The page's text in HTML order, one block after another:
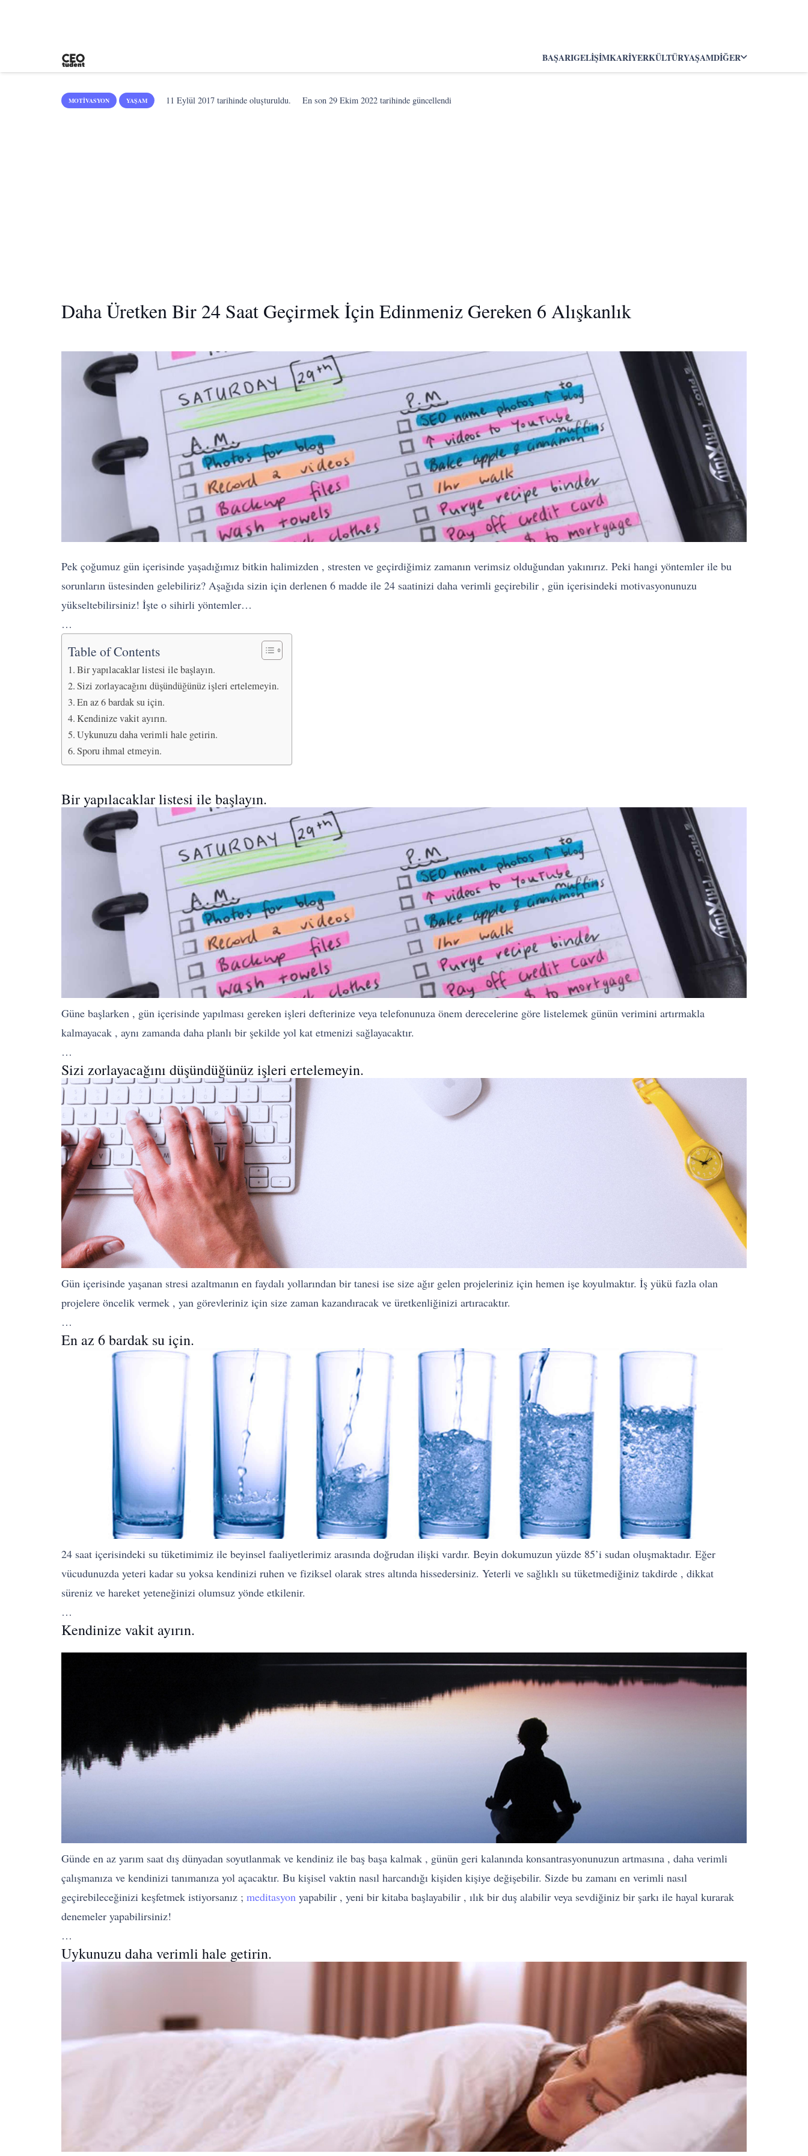
BAŞARIGELIŞIMKARIYERKÜLTÜRYAŞAMDIĞER
MOTIVASYON YAŞAM 11 Eylül 2017 tarihinde oluşturuldu. En son29 Ekim 2022 tarihinde güncellendi
Daha Üretken Bir 24 Saat Geçirmek İçin Edinmeniz Gereken 6 Alışkanlık
Pek çoğumuz gün içerisinde yaşadığımız bitkin halimizden , stresten ve geçirdiğimiz zamanın verimsiz olduğundan yakınırız. Peki hangi yöntemler ile bu
sorunların üstesinden gelebiliriz? Aşağıda sizin için derlenen 6 madde ile 24 saatinizi daha verimli geçirebilir , gün içerisindeki motivasyonunuzu
yükseltebilirsiniz! İşte o sihirli yöntemler…
…
Table of Contents
Bir yapılacaklar listesi ile başlayın.
Sizi zorlayacağını düşündüğünüz işleri ertelemeyin.
En az 6 bardak su için.
Kendinize vakit ayırın.
Uykunuzu daha verimli hale getirin.
Sporu ihmal etmeyin.
Bir yapılacaklar listesi ile başlayın.
Güne başlarken , gün içerisinde yapılması gereken işleri defterinize veya telefonunuza önem derecelerine göre listelemek günün verimini artırmakla
kalmayacak , aynı zamanda daha planlı bir şekilde yol kat etmenizi sağlayacaktır.
…
Sizi zorlayacağını düşündüğünüz işleri ertelemeyin.
Gün içerisinde yaşanan stresi azaltmanın en faydalı yollarından bir tanesi ise size ağır gelen projeleriniz için hemen işe koyulmaktır. İş yükü fazla olan
projelere öncelik vermek , yan görevleriniz için size zaman kazandıracak ve üretkenliğinizi artıracaktır.
…
En az 6 bardak su için.
24 saat içerisindeki su tüketimimiz ile beyinsel faaliyetlerimiz arasında doğrudan ilişki vardır. Beyin dokumuzun yüzde 85’i sudan oluşmaktadır. Eğer
vücudunuzda yeteri kadar su yoksa kendinizi ruhen ve fiziksel olarak stres altında hissedersiniz. Yeterli ve sağlıklı su tüketmediğiniz takdirde , dikkat
süreniz ve hareket yeteneğinizi olumsuz yönde etkilenir.
…
Kendinize vakit ayırın.
Günde en az yarım saat dış dünyadan soyutlanmak ve kendiniz ile baş başa kalmak , günün geri kalanında konsantrasyonunuzun artmasına , daha verimli
çalışmanıza ve kendinizi tanımanıza yol açacaktır. Bu kişisel vaktin nasıl harcandığı kişiden kişiye değişebilir. Sizde bu zamanı en verimli nasıl
geçirebileceğinizi keşfetmek istiyorsanız ; meditasyon yapabilir , yeni bir kitaba başlayabilir , ılık bir duş alabilir veya sevdiğiniz bir şarkı ile hayal kurarak
denemeler yapabilirsiniz!
…
Uykunuzu daha verimli hale getirin.